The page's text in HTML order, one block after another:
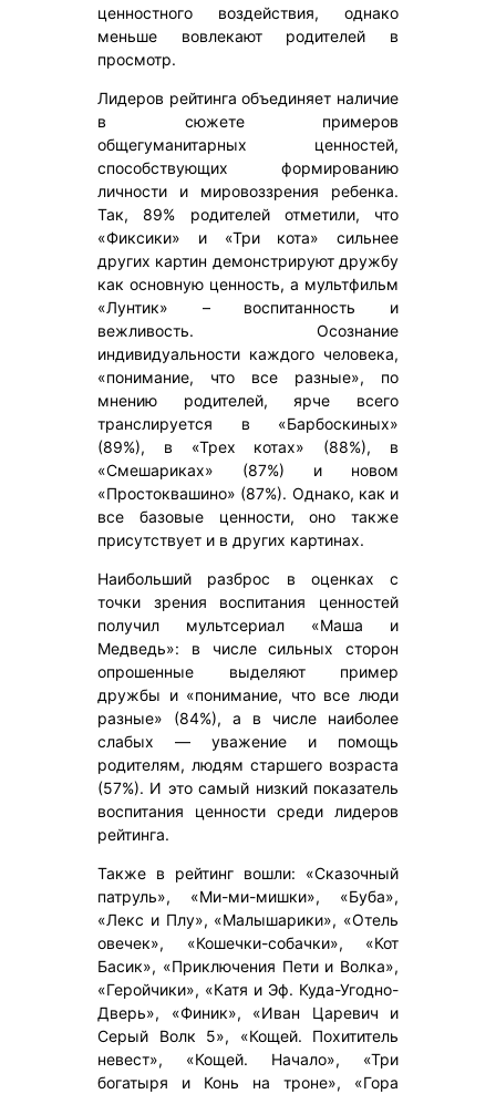
ценностного воздействия, однако
меньше вовлекают родителей в
просмотр.
Лидеров рейтинга объединяет наличие
в сюжете примеров
общегуманитарных ценностей,
способствующих формированию
личности и мировоззрения ребенка.
Так, 89% родителей отметили, что
«Фиксики» и «Три кота» сильнее
других картин демонстрируют дружбу
как основную ценность, а мультфильм
«Лунтик» – воспитанность и
вежливость. Осознание
индивидуальности каждого человека,
«понимание, что все разные», по
мнению родителей, ярче всего
транслируется в «Барбоскиных»
(89%), в «Трех котах» (88%), в
«Смешариках» (87%) и новом
«Простоквашино» (87%). Однако, как и
все базовые ценности, оно также
присутствует и в других картинах.
Наибольший разброс в оценках с
точки зрения воспитания ценностей
получил мультсериал «Маша и
Медведь»: в числе сильных сторон
опрошенные выделяют пример
дружбы и «понимание, что все люди
разные» (84%), а в числе наиболее
слабых — уважение и помощь
родителям, людям старшего возраста
(57%). И это самый низкий показатель
воспитания ценности среди лидеров
рейтинга.
Также в рейтинг вошли: «Сказочный
патруль», «Ми-ми-мишки», «Буба»,
«Лекс и Плу», «Малышарики», «Отель
овечек», «Кошечки-собачки», «Кот
Басик», «Приключения Пети и Волка»,
«Геройчики», «Катя и Эф. Куда-Угодно-
Дверь», «Финик», «Иван Царевич и
Серый Волк 5», «Кощей. Похититель
невест», «Кощей. Начало», «Три
богатыря и Конь на троне», «Гора